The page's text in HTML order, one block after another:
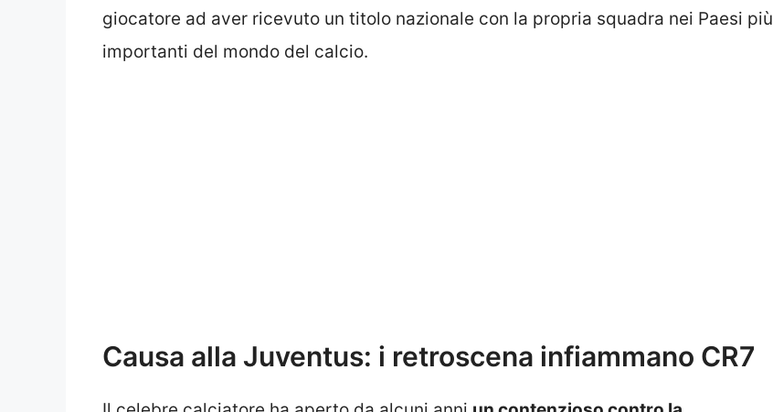
giocatore ad aver ricevuto un titolo nazionale con la propria squadra nei Paesi più
importanti del mondo del calcio.
Causa alla Juventus: i retroscena infiammano CR7